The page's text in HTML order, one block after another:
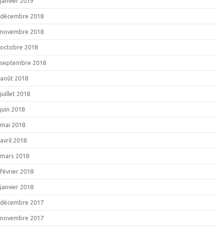
décembre 2018
novembre 2018
octobre 2018
septembre 2018
août 2018
juillet 2018
juin 2018
mai 2018
avril 2018
mars 2018
février 2018
janvier 2018
décembre 2017
novembre 2017